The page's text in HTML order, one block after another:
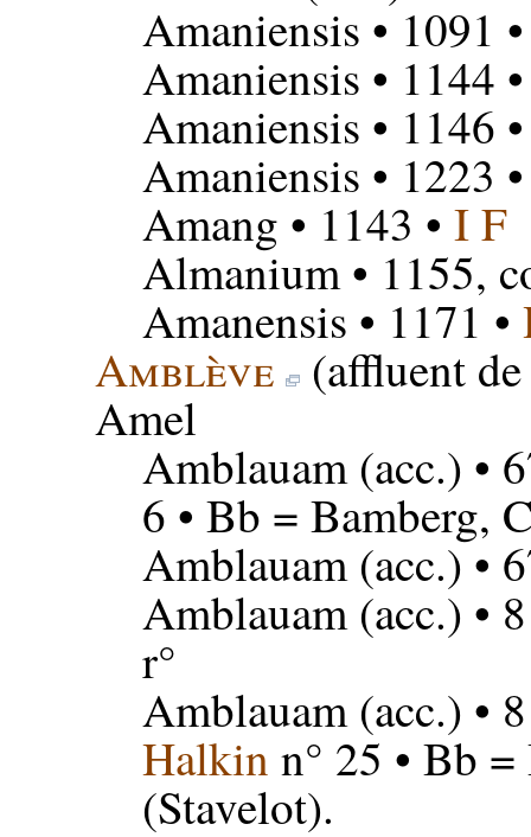
Amaniensis • 1091
Amaniensis • 1144
Amaniensis • 1146
Amaniensis • 1223
Amang • 1143 • I F
Almanium• 1155,
Amanensis • 1171 •
Amblève (affluent
Amel
Amblauam(acc.) •
6 • Bb = Bamberg,
Amblauam(acc.) •
Amblauam(acc.) •
r°
Amblauam(acc.) •
Halkin n° 25 • Bb
(Stavelot).